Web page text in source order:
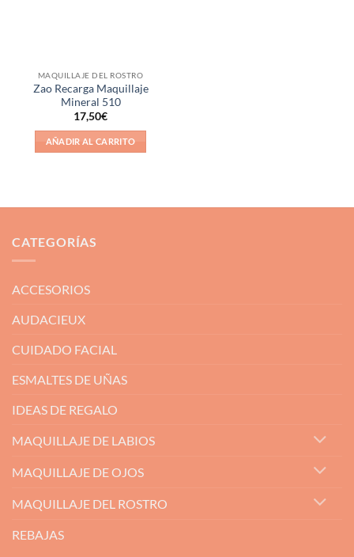
MAQUILLAJE DEL ROSTRO
Zao Recarga Maquillaje
Mineral 510
17,50€
AÑADIR AL CARRITO
CATEGORÍAS
ACCESORIOS
AUDACIEUX
CUIDADO FACIAL
ESMALTES DE UÑAS
IDEAS DE REGALO
MAQUILLAJE DE LABIOS
MAQUILLAJE DE OJOS
MAQUILLAJE DEL ROSTRO
REBAJAS